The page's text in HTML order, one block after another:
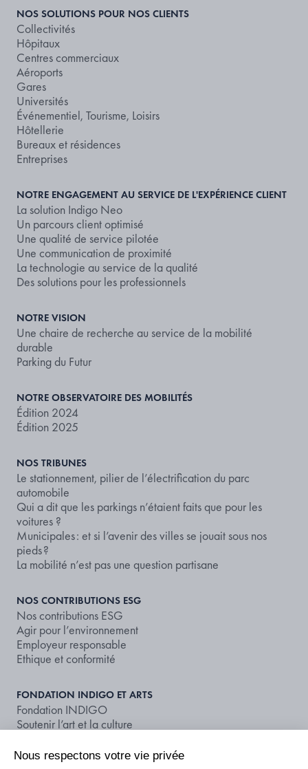
NOS SOLUTIONS POUR NOS CLIENTS
Collectivités
Hôpitaux
Centres commerciaux
Aéroports
Gares
Universités
Événementiel, Tourisme, Loisirs
Hôtellerie
Bureaux et résidences
Entreprises
NOTRE ENGAGEMENT AU SERVICE DE L'EXPÉRIENCE CLIENT
La solution Indigo Neo
Un parcours client optimisé
Une qualité de service pilotée
Une communication de proximité
La technologie au service de la qualité
Des solutions pour les professionnels
NOTRE VISION
Une chaire de recherche au service de la mobilité
durable
Parking du Futur
NOTRE OBSERVATOIRE DES MOBILITÉS
Édition 2024
Édition 2025
NOS TRIBUNES
Le stationnement, pilier de l’électrification du parc
automobile
Qui a dit que les parkings n’étaient faits que pour les
voitures ?
Municipales : et si l’avenir des villes se jouait sous nos
pieds ?
La mobilité n’est pas une question partisane
NOS CONTRIBUTIONS ESG
Nos contributions ESG
Agir pour l’environnement
Employeur responsable
Ethique et conformité
FONDATION INDIGO ET ARTS
Fondation INDIGO
Soutenir l’art et la culture
NOS DOCUMENTS ET PUBLICATIONS
privée